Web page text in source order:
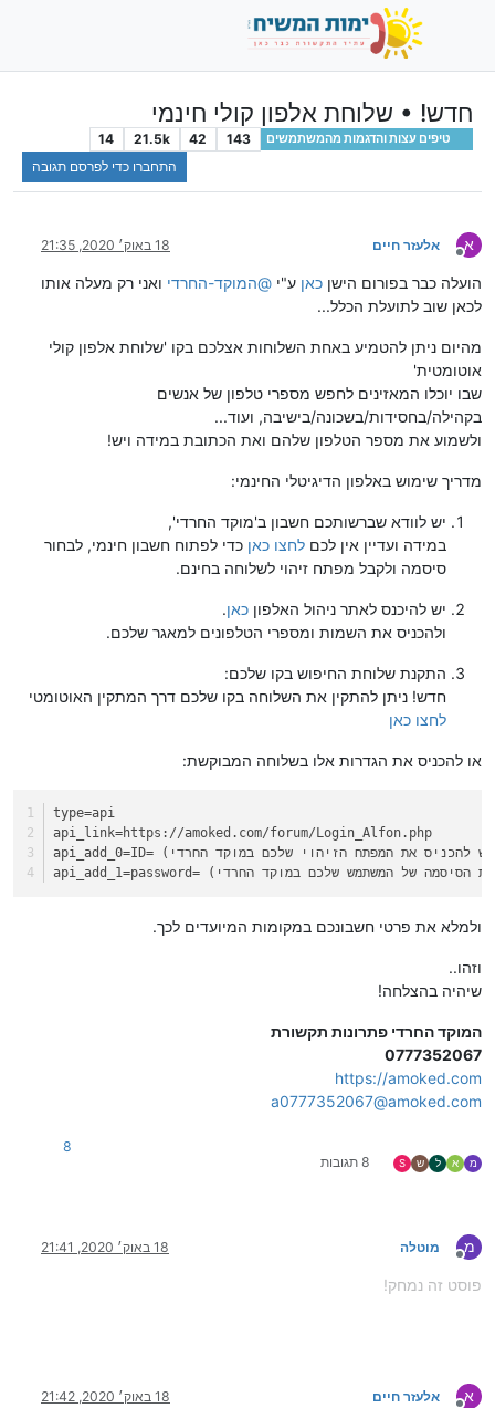
חדש! • שלוחת אלפון קולי חינמי
טיפים עצות והדגמות מהמשתמשים 143
42
21.5k
14
התחברו כדי לפרסם תגובה
א
מנותק
אלעזר חיים 18 באוק׳ 2020, 21:35
הועלה כבר בפורום הישן כאן ע"י @המוקד-החרדי ואני רק מעלה אותו
לכאן שוב לתועלת הכלל...
מהיום ניתן להטמיע באחת השלוחות אצלכם בקו 'שלוחת אלפון קולי
אוטומטית'
שבו יוכלו המאזינים לחפש מספרי טלפון של אנשים
בקהילה/בחסידות/בשכונה/בישיבה, ועוד...
ולשמוע את מספר הטלפון שלהם ואת הכתובת במידה ויש!
מדריך שימוש באלפון הדיגיטלי החינמי:
יש לוודא שברשותכם חשבון ב'מוקד החרדי',
במידה ועדיין אין לכם לחצו כאן כדי לפתוח חשבון חינמי, לבחור
סיסמה ולקבל מפתח זיהוי לשלוחה בחינם.
יש להיכנס לאתר ניהול האלפון כאן.
ולהכניס את השמות ומספרי הטלפונים למאגר שלכם.
התקנת שלוחת החיפוש בקו שלכם:
חדש! ניתן להתקין את השלוחה בקו שלכם דרך המתקין האוטומטי
לחצו כאן
או להכניס את הגדרות אלו בשלוחה המבוקשת:
type=api
api_link=https://amoked.com/forum/Login_Alfon.php
api_add_0
api_add_1
ולמלא את פרטי חשבונכם במקומות המיועדים לכך.
וזהו..
שיהיה בהצלחה!
המוקד החרדי פתרונות תקשורת
0777352067
https://amoked.com
a0777352067@amoked.com
מ א ל ש S 8 תגובות
8
מ
מנותק
מוטלה 18 באוק׳ 2020, 21:41
פוסט זה נמחק!
א אלעזר חיים 18 באוק׳ 2020, 21:42